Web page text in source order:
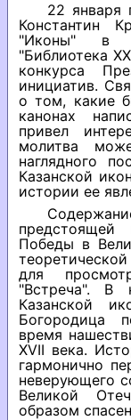
22 января
Константин
"Иконы" в
"Библиотека
конкурса
инициатив.
о том, какие
канонах
привел
молитва
наглядного
Казанской
истории ее
Победы в
для
"Встреча". В
Казанской
Богородица
время
XVII века.
гармонично
неверующего
Великой
образом